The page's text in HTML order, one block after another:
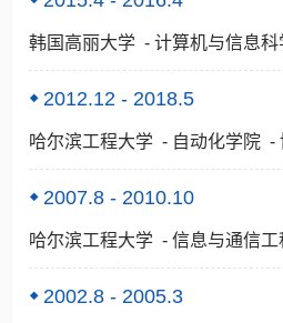
韩国高丽大学 - 计算机与信息
2012.12 - 2018.5
哈尔滨工程大学 - 自动化学院 -
2007.8 - 2010.10
哈尔滨工程大学 - 信息与通信
2002.8 - 2005.3